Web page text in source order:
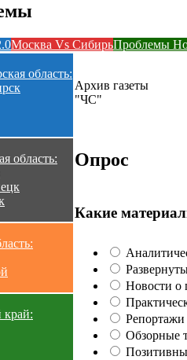
Москва Vs СибирьПроблемы
область:
область:
край:
Архив газеты
"ЧС"
Опрос
Какие
Новости о
Обзорные